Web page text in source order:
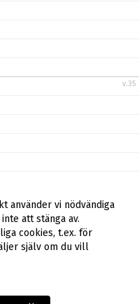
v.35
använder vi nödvändiga
att stänga av.
cookies, t.ex. för
själv om du vill